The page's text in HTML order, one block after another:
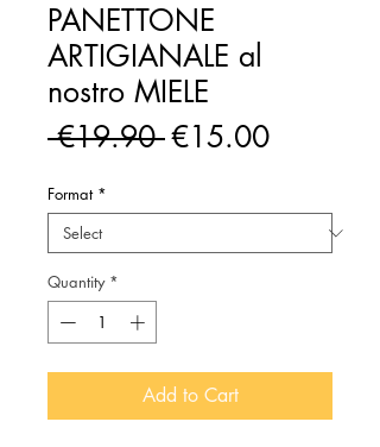
PANETTONE
ARTIGIANALE al
nostro MIELE
€19.90 Regular
€15.00Sale
Format *
Quantity *
Add to Cart